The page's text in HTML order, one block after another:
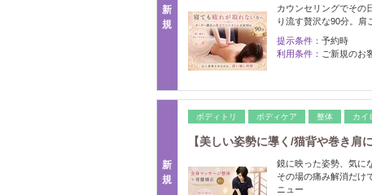
新
規
カウンセリングでその
り流す贅沢な90分。肩
提示条件： 予約時
利用条件： ご新規のお
新
規
ボディトリ ボディケア 整体 カイ
【美しい姿勢に導く/猫背や巻き肩
鏡に映った姿勢、気に
その場の痛み解消だけ
ニュー